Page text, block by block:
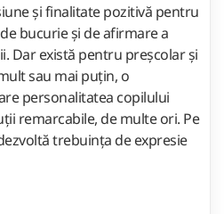
și finalitate pozitivă pentru
bucurie și de afirmare a
Dar există pentru preșcolar și
sau mai puțin, o
personalitatea copilului
remarcabile, de multe ori. Pe
trebuința de expresie